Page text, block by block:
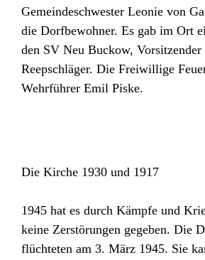
Gemeindeschwester Leonie von
die Dorfbewohner. Es gab im Ort
den SV Neu Buckow,
Reepschläger. Die Freiwillige
Wehrführer Emil Piske.
Die Kirche 1930 und 1917
1945 hat es durch Kämpfe und
keine Zerstörungen gegeben. Die
flüchteten am 3. März 1945. Sie